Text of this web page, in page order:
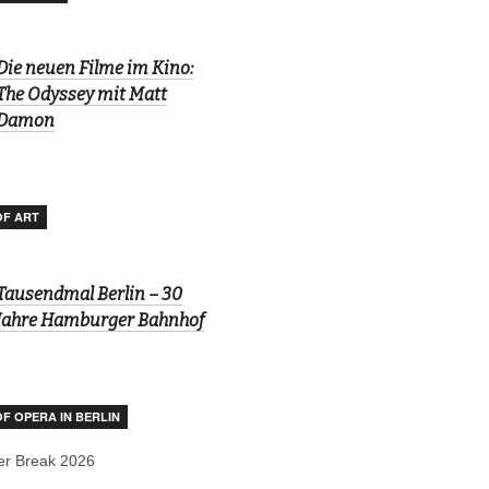
neuen Filme im Kino:
Odyssey mit Matt
ART
Berlin – 30
Hamburger Bahnhof
OPERA IN BERLIN
Break 2026